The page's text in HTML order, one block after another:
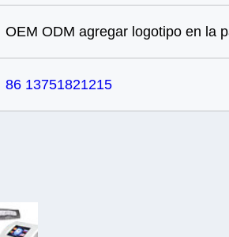
OEM ODM agregar logotipo en la
86 13751821215